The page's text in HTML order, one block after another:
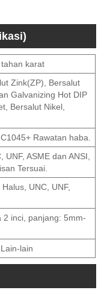
karat
Zink(ZP), Bersalut
Galvanizing Hot DIP
Bersalut Nikel,
Rawatan haba.
UNF, ASME dan ANSI,
Tersuai.
UNC, UNF,
2 inci, panjang: 5mm-
lain